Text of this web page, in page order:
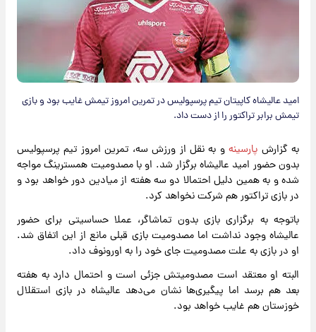
امید عالیشاه کاپیتان تیم پرسپولیس در تمرین امروز تیمش غایب بود و بازی
تیمش برابر تراکتور را از دست داد.
به گزارش پارسینهو به نقل از ورزش سه، تمرین امروز تیم پرسپولیس
بدون حضور امید عالیشاه برگزار شد. او با مصدومیت همسترینگ مواجه
شده و به همین دلیل احتمالا دو سه هفته از میادین دور خواهد بود و
در بازی تراکتور هم شرکت نخواهد کرد.
باتوجه به برگزاری بازی بدون تماشاگر، عملا حساسیتی برای حضور
عالیشاه وجود نداشت اما مصدومیت بازی قبلی مانع از این اتفاق شد.
او در بازی به علت مصدومیت جای خود را به اورونوف داد.
البته او معتقد است مصدومیتش جزئی است و احتمال دارد به هفته
بعد هم برسد اما پیگیری‌ها نشان می‌دهد عالیشاه در بازی استقلال
خوزستان هم غایب خواهد بود.